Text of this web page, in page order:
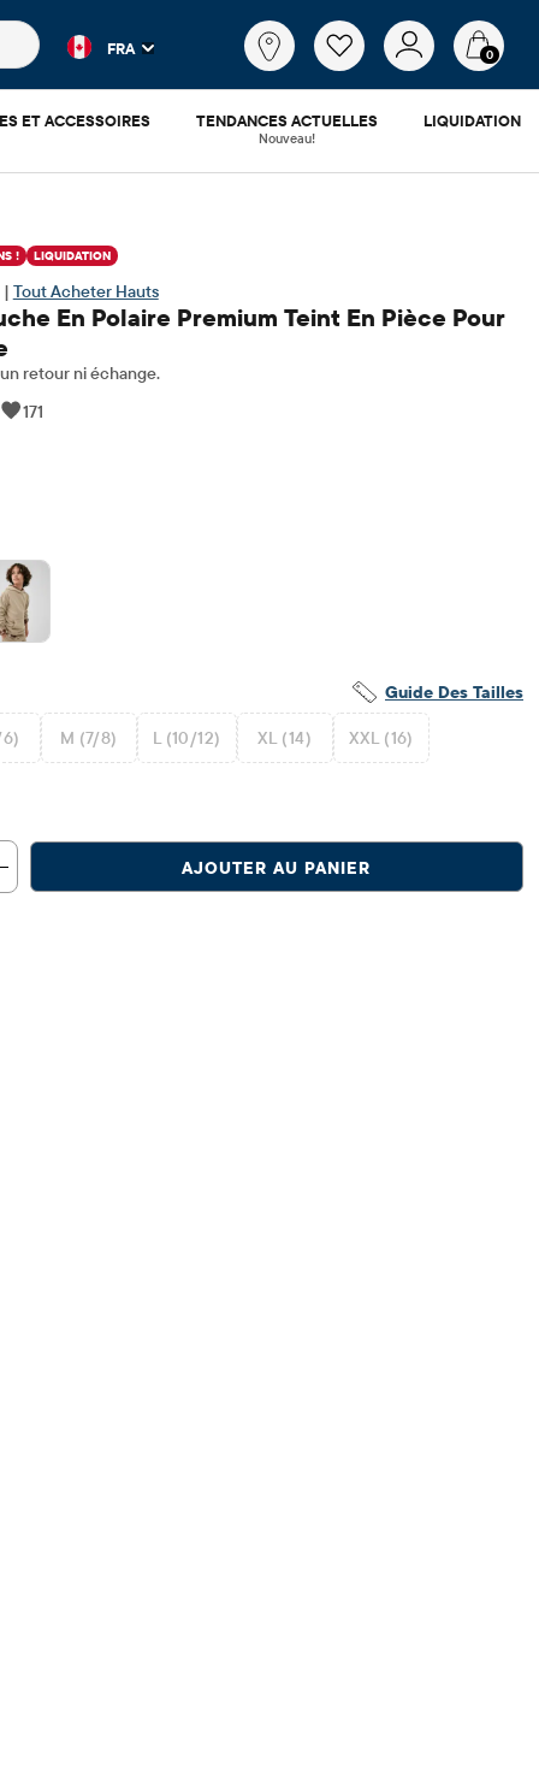
populaires et les résultats de produits au fur et à
FRA 0
ET ACCESSOIRES TENDANCES ACTUELLES
Nouveau!
LIQUIDATION
! LIQUIDATION
| Tout Acheter Hauts
En Polaire Premium Teint En Pièce Pour
retour ni échange.
171
Guide Des Tailles
M (7/8) L (10/12) XL (14) XXL (16)
AJOUTER AU PANIER